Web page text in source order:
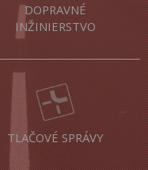
DOPRAVNÉ
INŽINIERSTVO
TLAČOVÉ SPRÁVY